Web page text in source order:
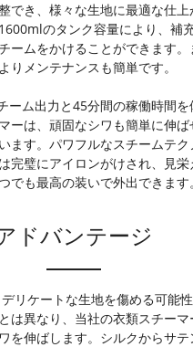
でき、様々な生地に最適な仕上
のタンク容量により、補
ームをかけることができます。
りメンテナンスも簡単です。
ーム出力と45分間の稼働時間を
ーは、頑固なシワも簡単に伸ば
ます。パワフルなスチームテク
完璧にアイロンがけされ、見栄
でも最高の装いで外出できます。
ドバンテージ
デリケートな生地を傷める可能
は異なり、当社の衣類スチーマ
を伸ばします。シルクからサテ